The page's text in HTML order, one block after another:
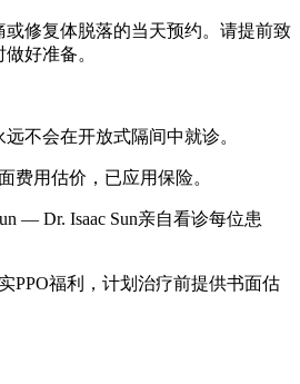
修复体脱落的当天预约。请提前致
好准备。
不会在开放式隔间中就诊。
费用估价，已应用保险。
— Dr. Isaac Sun亲自看诊每位患
PPO福利，计划治疗前提供书面估